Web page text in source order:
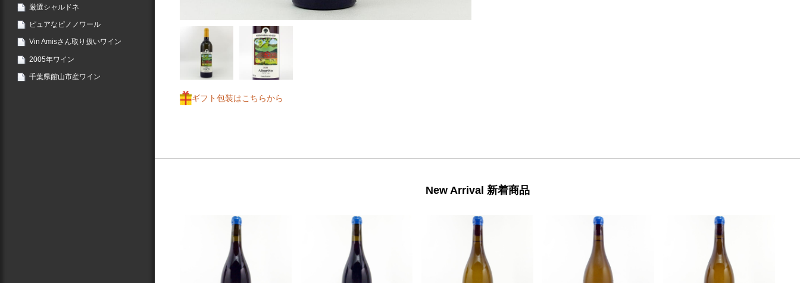
厳選シャルドネ
ピュアなピノノワール
Vin Amisさん取り扱いワイン
2005年ワイン
千葉県館山市産ワイン
ギフト包装はこちらから
New Arrival 新着商品